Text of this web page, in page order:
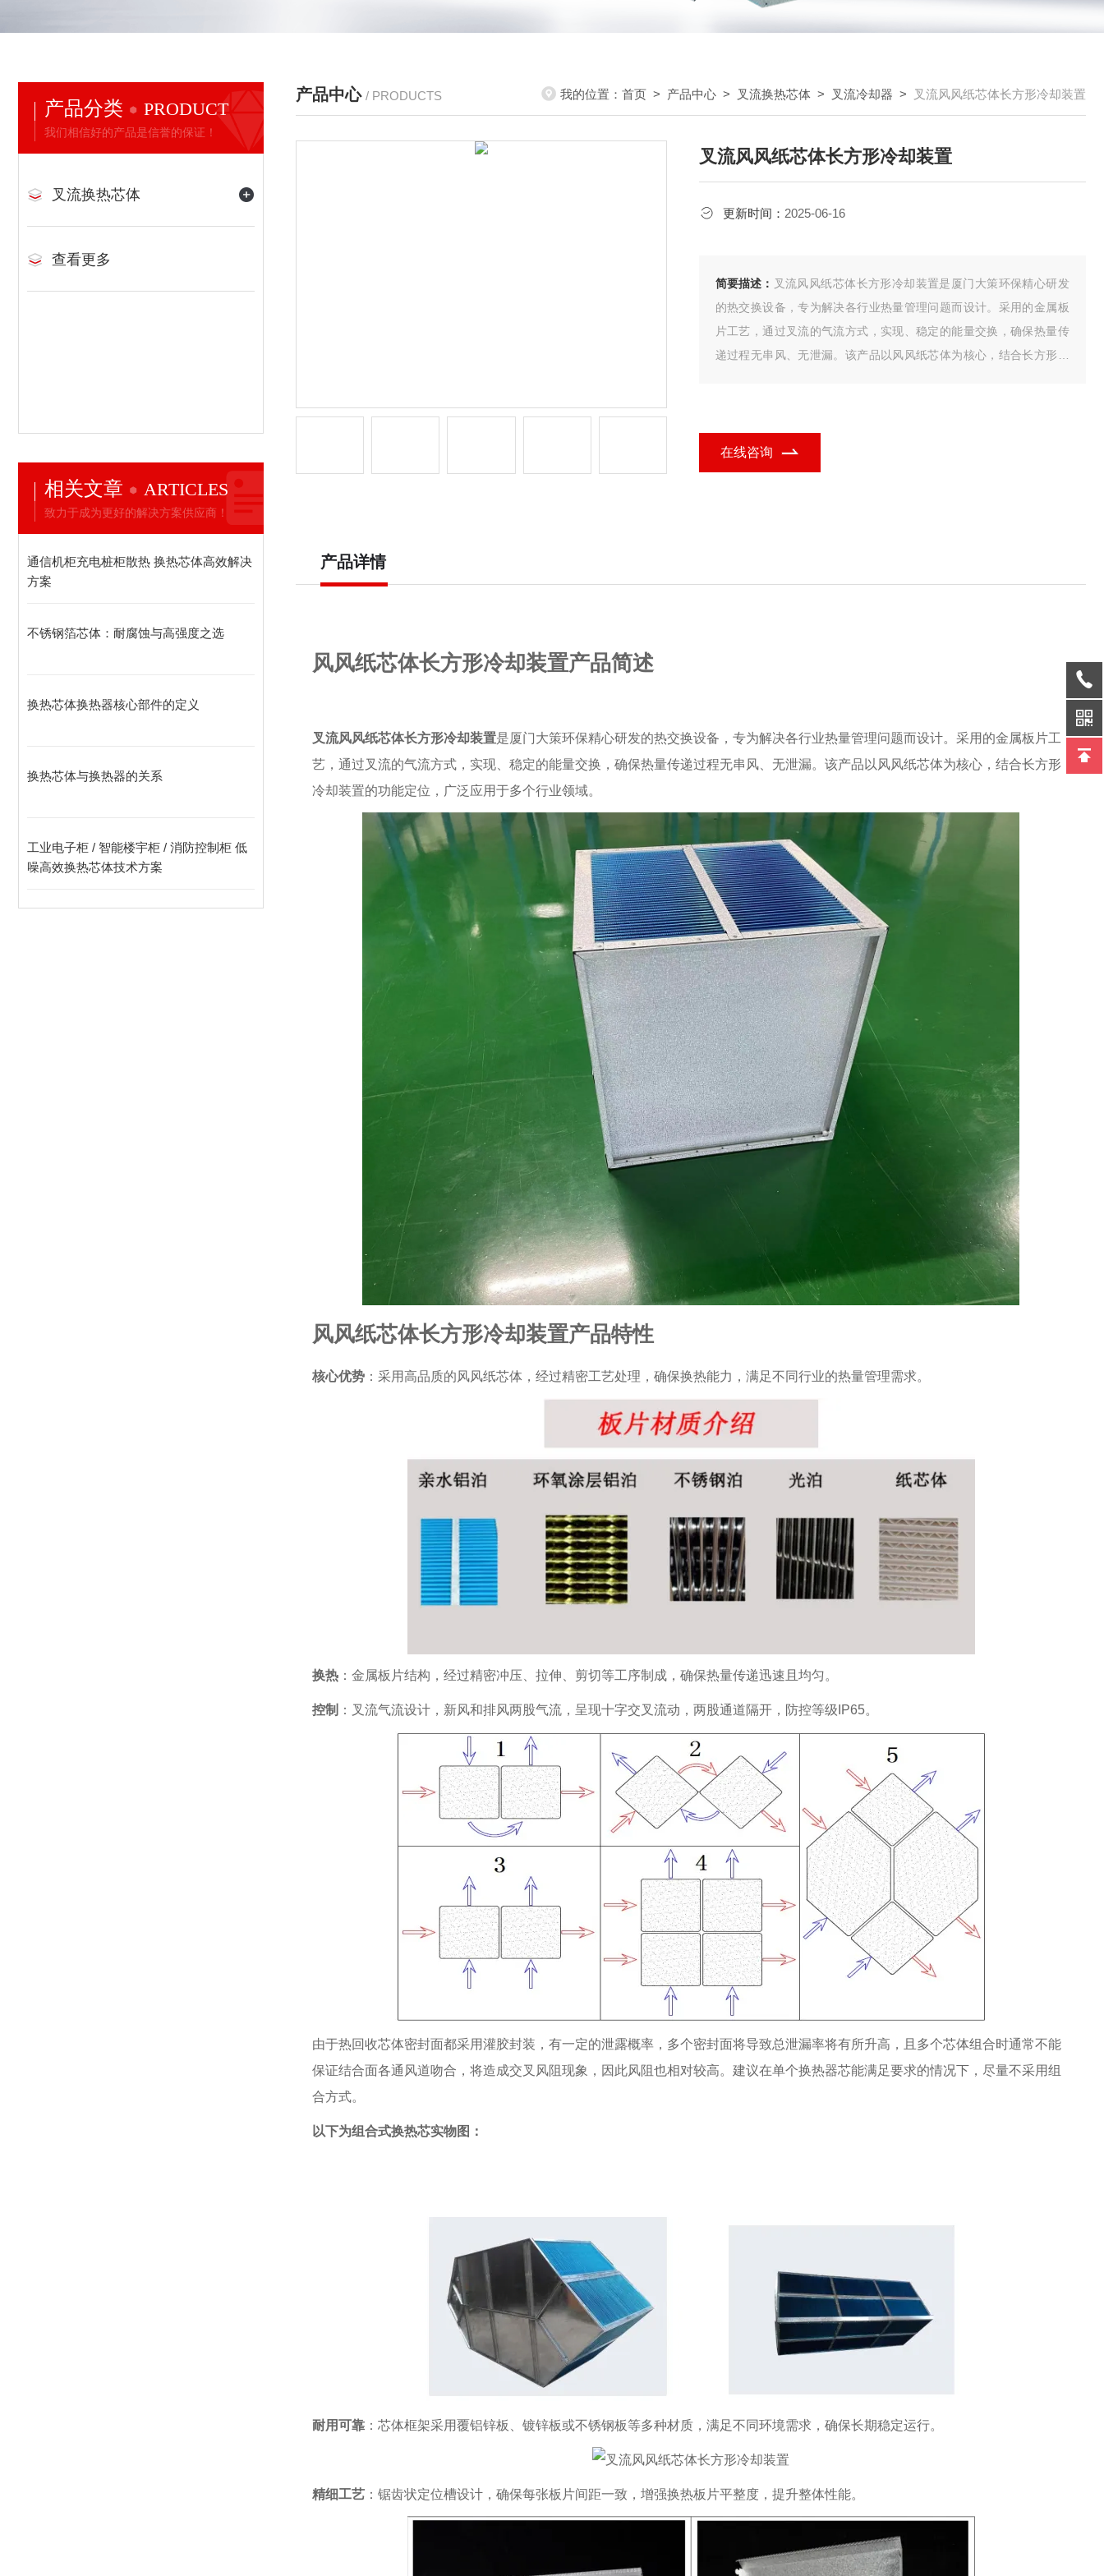
产品分类 PRODUCT
我们相信好的产品是信誉的保证！
叉流换热芯体
查看更多
相关文章 ARTICLES
致力于成为更好的解决方案供应商！
通信机柜充电桩柜散热 换热芯体高效解决
方案
不锈钢箔芯体：耐腐蚀与高强度之选
换热芯体换热器核心部件的定义
换热芯体与换热器的关系
工业电子柜 / 智能楼宇柜 / 消防控制柜 低
噪高效换热芯体技术方案
产品中心 / PRODUCTS 我的位置： 首页 > 产品中心 > 叉流换热芯体 > 叉流冷却器 > 叉流风风纸芯体长方形冷却装置
叉流风风纸芯体长方形冷却装置
更新时间： 2025-06-16
简要描述： 叉流风风纸芯体长方形冷却装置是厦门大策环保精心研发
的热交换设备，专为解决各行业热量管理问题而设计。采用的金属板
片工艺，通过叉流的气流方式，实现、稳定的能量交换，确保热量传
递过程无串风、无泄漏。该产品以风风纸芯体为核心，结合长方形冷
在线咨询
产品详情
风风纸芯体长方形冷却装置产品简述
叉流风风纸芯体长方形冷却装置是厦门大策环保精心研发的热交换设备，专为解决各行业热量管理问题而设计。采用的金属板片工
艺，通过叉流的气流方式，实现、稳定的能量交换，确保热量传递过程无串风、无泄漏。该产品以风风纸芯体为核心，结合长方形
冷却装置的功能定位，广泛应用于多个行业领域。
风风纸芯体长方形冷却装置产品特性
核心优势 ：采用高品质的风风纸芯体，经过精密工艺处理，确保换热能力，满足不同行业的热量管理需求。
换热 ：金属板片结构，经过精密冲压、拉伸、剪切等工序制成，确保热量传递迅速且均匀。
控制 ：叉流气流设计，新风和排风两股气流，呈现十字交叉流动，两股通道隔开，防控等级IP65。
由于热回收芯体密封面都采用灌胶封装，有一定的泄露概率，多个密封面将导致总泄漏率将有所升高，且多个芯体组合时通常不能
保证结合面各通风道吻合，将造成交叉风阻现象，因此风阻也相对较高。建议在单个换热器芯能满足要求的情况下，尽量不采用组
合方式。
以下为组合式换热芯实物图：
耐用可靠 ：芯体框架采用覆铝锌板、镀锌板或不锈钢板等多种材质，满足不同环境需求，确保长期稳定运行。
精细工艺 ：锯齿状定位槽设计，确保每张板片间距一致，增强换热板片平整度，提升整体性能。